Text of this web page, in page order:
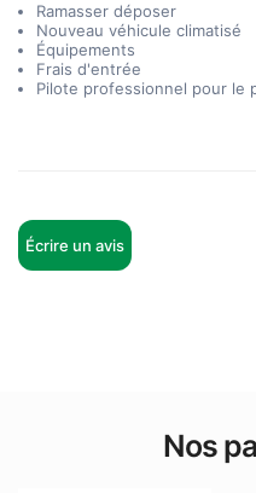
Ramasser déposer
Nouveau véhicule climatisé
Équipements
Frais d'entrée
Pilote professionnel pour le
Écrire un avis
Nos